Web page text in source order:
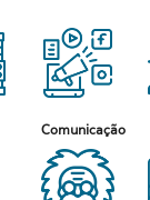
Comunicação